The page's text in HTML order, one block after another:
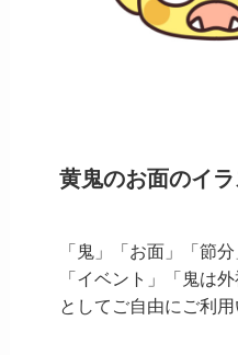
黄鬼のお面のイラ
「鬼」「お面」「節
「イベント」「鬼は
としてご自由にご利用